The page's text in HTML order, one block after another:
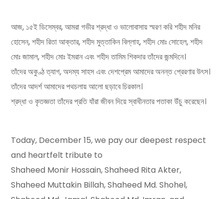
আজ, ১৫ই ডিসেম্বর, আমরা গভীর শ্রদ্ধা ও ভালোবাসায় স্মরণ করি শহীদ মনির
হোসেন, শহীদ রিতা আক্তার, শহীদ মুত্তাকিন বিল্লাহ, শহীদ মোঃ সোহেল, শহীদ
মোঃ জামাল, শহীদ মোঃ ইমরান এবং শহীদ তামিম শিকদার তাঁদের জন্মদিনে।
তাঁদের অকুণ্ঠ ত্যাগ, অদম্য সাহস এবং দেশপ্রেম আমাদের অনন্ত প্রেরণার উৎস।
তাঁদের আদর্শ আমাদের পথচলায় আলো ছড়াবে চিরকাল।
শ্রদ্ধা ও কৃতজ্ঞতা তাঁদের প্রতি যাঁরা জীবন দিয়ে স্বাধীনতার পতাকা উঁচু করেছেন।
Today, December 15, we pay our deepest respect
and heartfelt tribute to
Shaheed Monir Hossain, Shaheed Rita Akter,
Shaheed Muttakin Billah, Shaheed Md. Shohel,